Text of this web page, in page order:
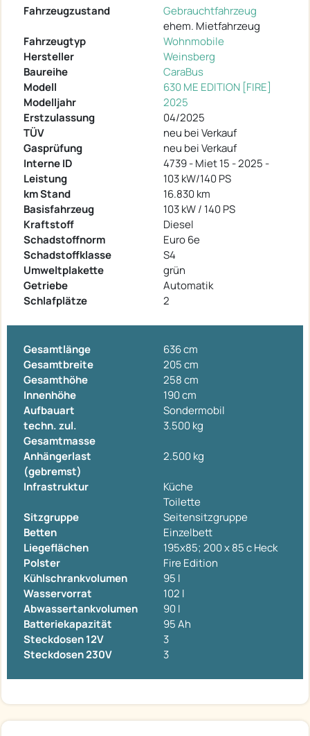
Fahrzeugzustand
Gebrauchtfahrzeug
ehem. Mietfahrzeug
Fahrzeugtyp
Wohnmobile
Hersteller
Weinsberg
Baureihe
CaraBus
Modell
630 ME EDITION [FIRE]
Modelljahr
2025
Erstzulassung
04/2025
TÜV
neu bei Verkauf
Gasprüfung
neu bei Verkauf
Interne ID
4739 - Miet 15 - 2025 -
Leistung
103 kW/140 PS
km Stand
16.830 km
Basisfahrzeug
103 kW / 140 PS
Kraftstoff
Diesel
Schadstoffnorm
Euro 6e
Schadstoffklasse
S4
Umweltplakette
grün
Getriebe
Automatik
Schlafplätze
2
Gesamtlänge
636 cm
Gesamtbreite
205 cm
Gesamthöhe
258 cm
Innenhöhe
190 cm
Aufbauart
Sondermobil
techn. zul.
Gesamtmasse
3.500 kg
Anhängerlast
(gebremst)
2.500 kg
Infrastruktur
Küche
Toilette
Sitzgruppe
Seitensitzgruppe
Betten
Einzelbett
Liegeflächen
195x85; 200 x 85 c Heck
Polster
Fire Edition
Kühlschrankvolumen
95 l
Wasservorrat
102 l
Abwassertankvolumen
90 l
Batteriekapazität
95 Ah
Steckdosen 12V
3
Steckdosen 230V
3